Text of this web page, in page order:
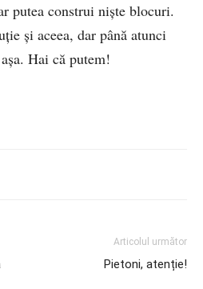
putea construi niște blocuri.
și aceea, dar până atunci
Hai că putem!
Articolul următor
Pietoni, atenție!